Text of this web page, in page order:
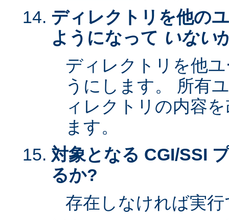
ディレクトリを他の
ようになって いない
ディレクトリを他
うにします。 所有
ィレクトリの内容
ます。
対象となる CGI/SSI
るか?
存在しなければ実